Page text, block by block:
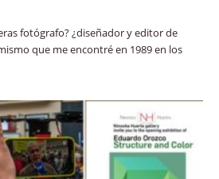
fotógrafo? ¿diseñador y editor de
que me encontré en 1989 en los